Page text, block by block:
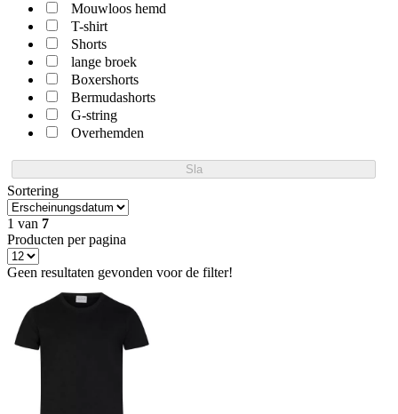
Mouwloos hemd
T-shirt
Shorts
lange broek
Boxershorts
Bermudashorts
G-string
Overhemden
Sla
Sortering
1 van 7
Producten per pagina
Geen resultaten gevonden voor de filter!